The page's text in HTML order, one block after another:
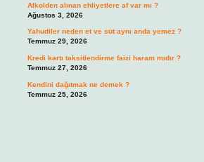
Alkolden alınan ehliyetlere af var mı ?
Ağustos 3, 2026
Yahudiler neden et ve süt aynı anda yemez ?
Temmuz 29, 2026
Kredi kartı taksitlendirme faizi haram mıdır ?
Temmuz 27, 2026
Kendini dağıtmak ne demek ?
Temmuz 25, 2026